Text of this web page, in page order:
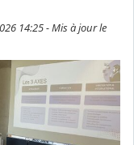
14:25 - Mis à jour le